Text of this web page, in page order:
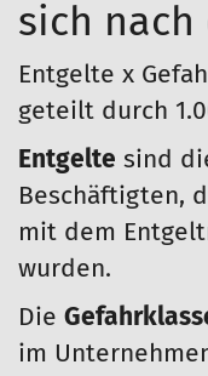
sich nach
Entgelte x
geteilt durch
Entgelte sind
Beschäftigten,
mit dem
wurden.
Die
im